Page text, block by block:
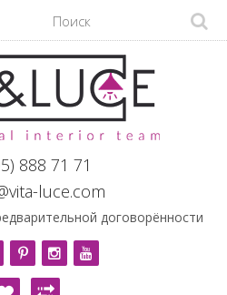
888 71 71
luce.com
договорённости